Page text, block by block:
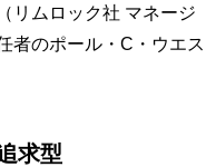
リムロック社 マネージ
者のポール・C・ウエス
求型